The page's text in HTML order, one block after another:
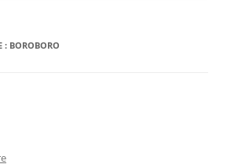
: BOROBORO